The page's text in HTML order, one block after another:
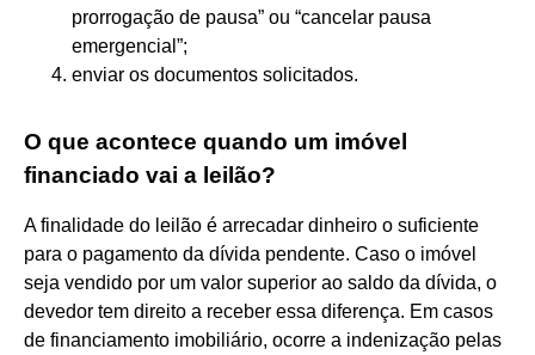
prorrogação de pausa” ou “cancelar pausa
emergencial”;
enviar os documentos solicitados.
O que acontece quando um imóvel
financiado vai a leilão?
A finalidade do leilão é arrecadar dinheiro o suficiente
para o pagamento da dívida pendente. Caso o imóvel
seja vendido por um valor superior ao saldo da dívida, o
devedor tem direito a receber essa diferença. Em casos
de financiamento imobiliário, ocorre a indenização pelas